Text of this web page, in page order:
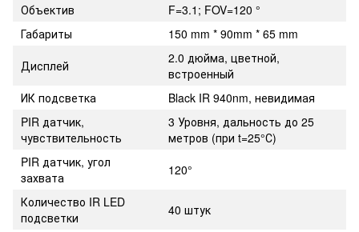
Объектив
F=3.1; FOV=120 °
Габариты
150 mm * 90mm * 65 mm
Дисплей
2.0 дюйма, цветной,
встроенный
ИК подсветка
Black IR 940nm, невидимая
PIR датчик,
чувствительность
3 Уровня, дальность до 25
метров (при t=25°С)
PIR датчик, угол
захвата
120°
Количество IR LED
подсветки
40 штук